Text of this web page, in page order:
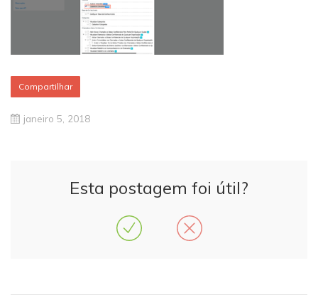
Compartilhar
janeiro 5, 2018
Esta postagem foi útil?